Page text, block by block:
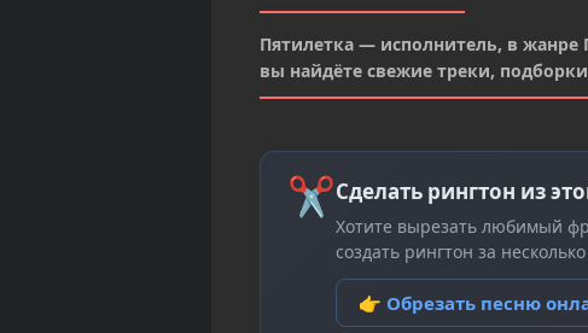
Пятилетка — исполнитель, в жанре
вы найдёте свежие треки,
✂Сделать рингтон из
Хотите вырезать любимый
создать рингтон за
👉 Обрезать песню